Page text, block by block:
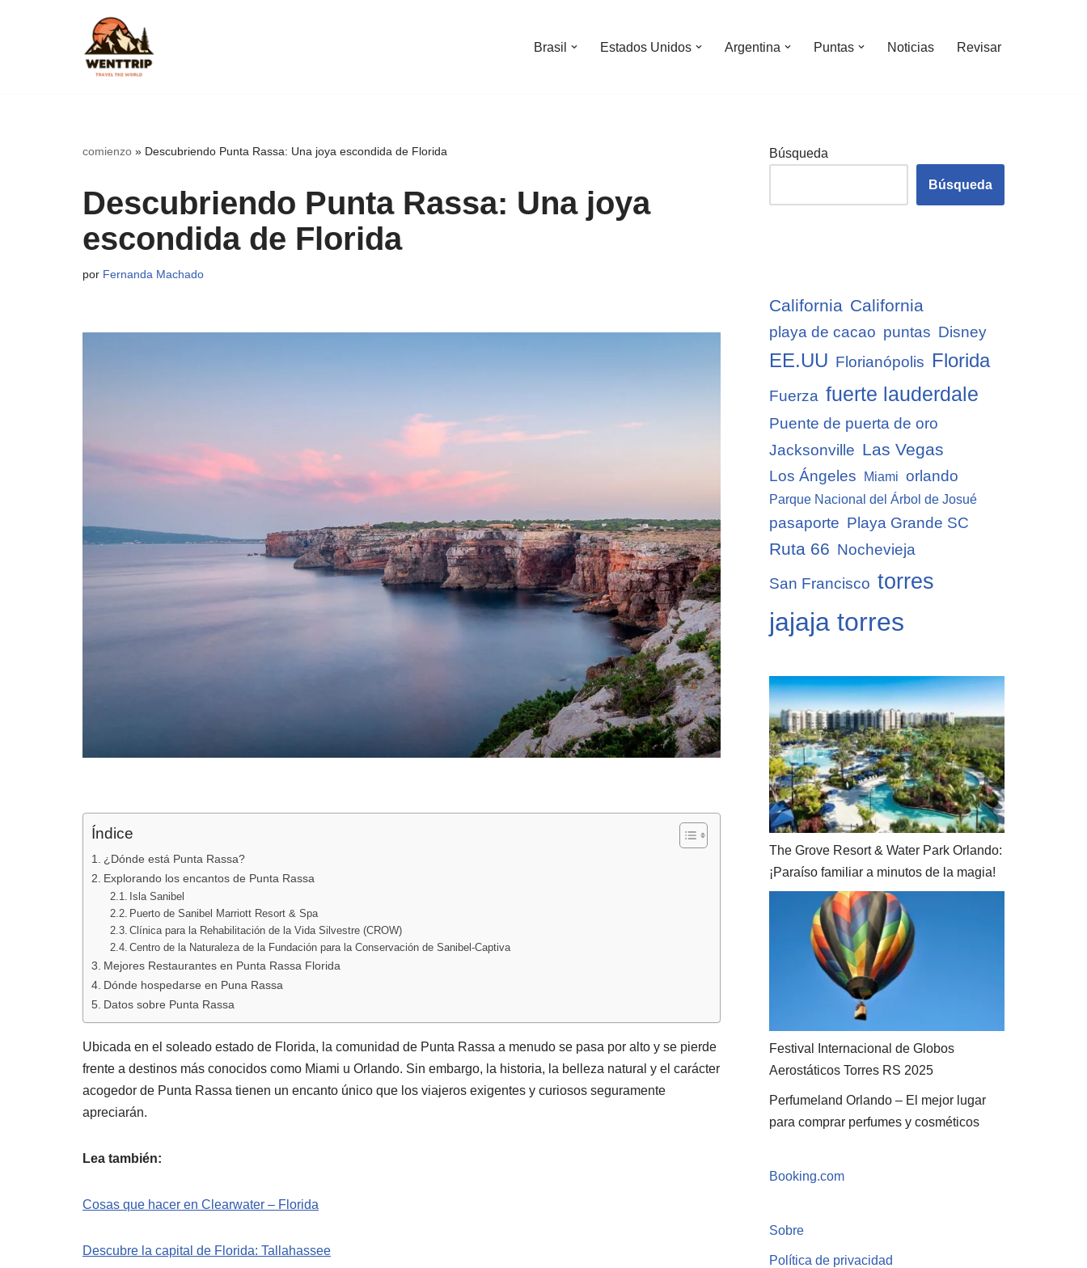
Brasil Estados Unidos Argentina Puntas Noticias Revisar
comienzo » Descubriendo Punta Rassa: Una joya escondida de Florida
Descubriendo Punta Rassa: Una joya
escondida de Florida
por Fernanda Machado
Índice
¿Dónde está Punta Rassa?
Explorando los encantos de Punta Rassa
Isla Sanibel
Puerto de Sanibel Marriott Resort & Spa
Clínica para la Rehabilitación de la Vida Silvestre (CROW)
Centro de la Naturaleza de la Fundación para la Conservación de Sanibel-Captiva
Mejores Restaurantes en Punta Rassa Florida
Dónde hospedarse en Puna Rassa
Datos sobre Punta Rassa
Ubicada en el soleado estado de Florida, la comunidad de Punta Rassa a menudo se pasa por alto y se pierde
frente a destinos más conocidos como Miami u Orlando. Sin embargo, la historia, la belleza natural y el carácter
acogedor de Punta Rassa tienen un encanto único que los viajeros exigentes y curiosos seguramente
apreciarán.
Lea también:
Cosas que hacer en Clearwater – Florida
Descubre la capital de Florida: Tallahassee
Búsqueda
Búsqueda
California California
playa de cacao puntas Disney
EE.UU Florianópolis Florida
Fuerza fuerte lauderdale
Puente de puerta de oro
Jacksonville Las Vegas
Los Ángeles Miami orlando
Parque Nacional del Árbol de Josué
pasaporte Playa Grande SC
Ruta 66 Nochevieja
San Francisco torres
jajaja torres
The Grove Resort & Water Park Orlando:
¡Paraíso familiar a minutos de la magia!
Festival Internacional de Globos
Aerostáticos Torres RS 2025
Perfumeland Orlando – El mejor lugar
para comprar perfumes y cosméticos
Booking.com
Sobre
Política de privacidad